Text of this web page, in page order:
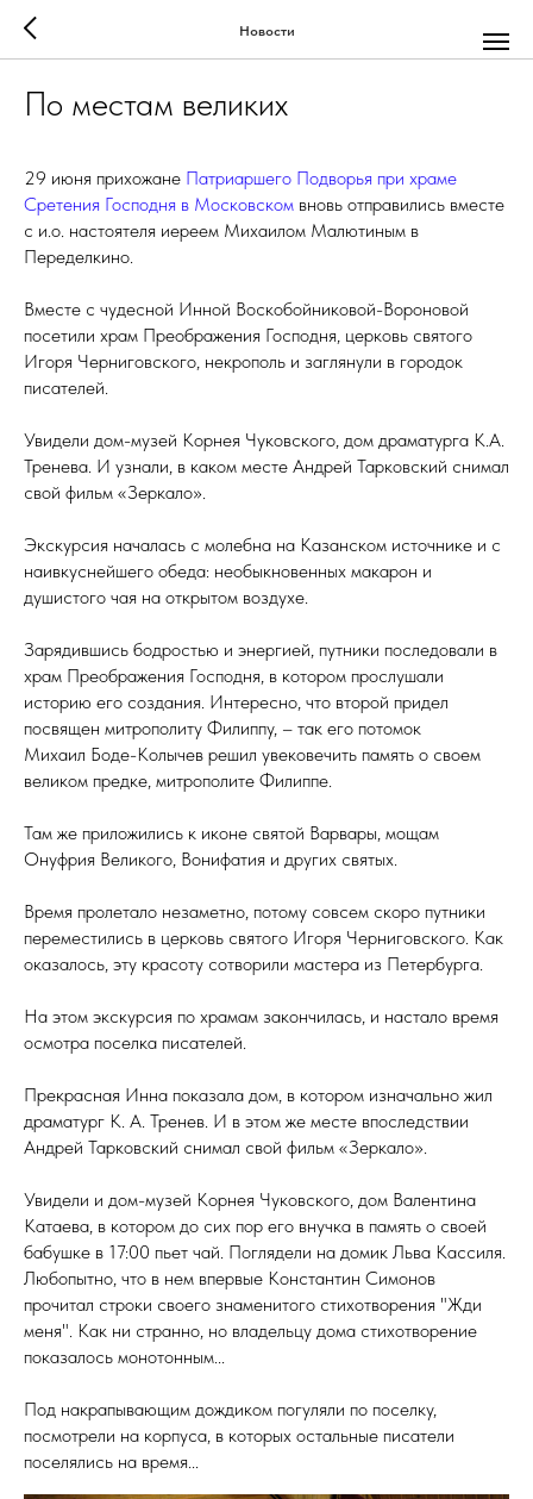
Новости
По местам великих
29 июня прихожане Патриаршего Подворья при храме
Сретения Господня в Московском вновь отправились вместе
с и.о. настоятеля иереем Михаилом Малютиным в
Переделкино.
Вместе с чудесной Инной Воскобойниковой-Вороновой
посетили храм Преображения Господня, церковь святого
Игоря Черниговского, некрополь и заглянули в городок
писателей.
Увидели дом-музей Корнея Чуковского, дом драматурга К.А.
Тренева. И узнали, в каком месте Андрей Тарковский снимал
свой фильм «Зеркало».
Экскурсия началась с молебна на Казанском источнике и с
наивкуснейшего обеда: необыкновенных макарон и
душистого чая на открытом воздухе.
Зарядившись бодростью и энергией, путники последовали в
храм Преображения Господня, в котором прослушали
историю его создания. Интересно, что второй придел
посвящен митрополиту Филиппу, – так его потомок
Михаил Боде-Колычев решил увековечить память о своем
великом предке, митрополите Филиппе.
Там же приложились к иконе святой Варвары, мощам
Онуфрия Великого, Вонифатия и других святых.
Время пролетало незаметно, потому совсем скоро путники
переместились в церковь святого Игоря Черниговского. Как
оказалось, эту красоту сотворили мастера из Петербурга.
На этом экскурсия по храмам закончилась, и настало время
осмотра поселка писателей.
Прекрасная Инна показала дом, в котором изначально жил
драматург К. А. Тренев. И в этом же месте впоследствии
Андрей Тарковский снимал свой фильм «Зеркало».
Увидели и дом-музей Корнея Чуковского, дом Валентина
Катаева, в котором до сих пор его внучка в память о своей
бабушке в 17:00 пьет чай. Поглядели на домик Льва Кассиля.
Любопытно, что в нем впервые Константин Симонов
прочитал строки своего знаменитого стихотворения "Жди
меня". Как ни странно, но владельцу дома стихотворение
показалось монотонным...
Под накрапывающим дождиком погуляли по поселку,
посмотрели на корпуса, в которых остальные писатели
поселялись на время...